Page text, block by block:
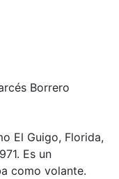
Borrero
El Guigo, Florida,
Es un
como volante.